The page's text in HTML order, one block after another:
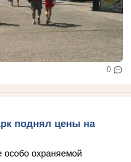
0
поднял цены на
особо охраняемой